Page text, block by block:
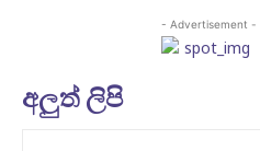
- Advertisement -
අලුත් ලිපි